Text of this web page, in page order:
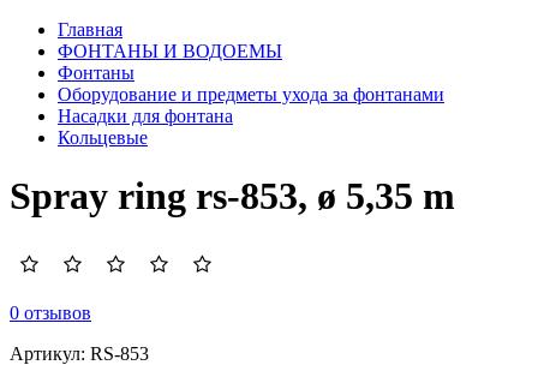
Главная
ФОНТАНЫ И ВОДОЕМЫ
Фонтаны
Оборудование и предметы ухода за фонтанами
Насадки для фонтана
Кольцевые
Spray ring rs-853, ø 5,35 m
0 отзывов
Артикул: RS-853